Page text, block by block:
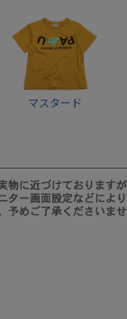
マスタード